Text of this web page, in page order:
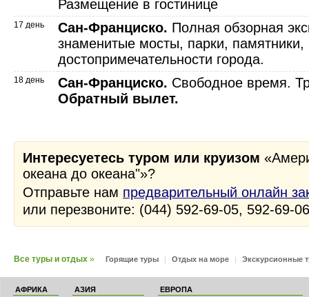
Размещение в гостинице
17 день Сан-Франциско. Полная обзорная
знаменитые мосты, парки,
достопримечательности города.
18 день Сан-Франциско. Свободное время.
Обратный вылет.
Интересуетесь туром или круизом
океана до океана"»?
Отправьте нам предварительный онлайн
или перезвоните: (044) 592-69-05, 592-69-06
Все туры и отдых » Горящие туры | Отдых на море | Экскурсионные
АФРИКА
АЗИЯ
ЕВРОПА